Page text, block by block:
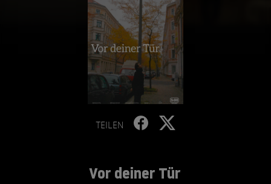
TEILEN
Vor deiner Tür